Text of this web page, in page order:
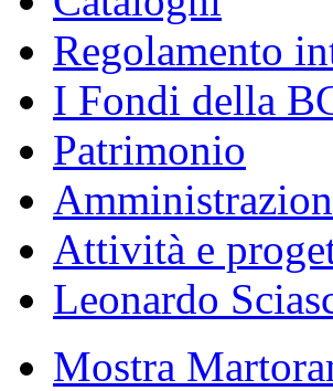
Regolamento
I Fondi della
Patrimonio
Attività e
Leonardo
Mostra